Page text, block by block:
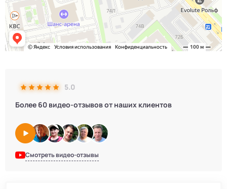
5.0
Более 60 видео-отзывов от наших клиентов
Смотреть видео-отзывы